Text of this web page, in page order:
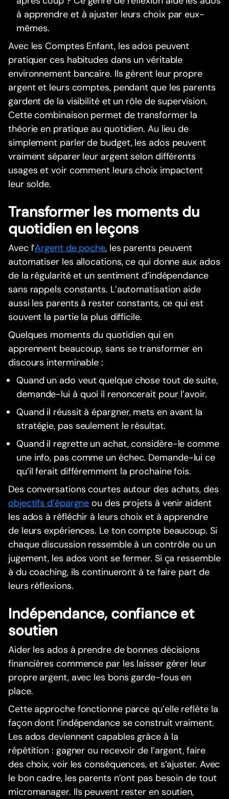
à apprendre et à ajuster leurs choix par eux-
mêmes.
Avec les Comptes Enfant, les ados peuvent
pratiquer ces habitudes dans un véritable
environnement bancaire. Ils gèrent leur propre
argent et leurs comptes, pendant que les parents
gardent de la visibilité et un rôle de supervision.
Cette combinaison permet de transformer la
théorie en pratique au quotidien. Au lieu de
simplement parler de budget, les ados peuvent
vraiment séparer leur argent selon différents
usages et voir comment leurs choix impactent
leur solde.
Transformer les moments du
quotidien en leçons
Avec l’Argent de poche, les parents peuvent
automatiser les allocations, ce qui donne aux ados
de la régularité et un sentiment d’indépendance
sans rappels constants. L’automatisation aide
aussi les parents à rester constants, ce qui est
souvent la partie la plus difficile.
Quelques moments du quotidien qui en
apprennent beaucoup, sans se transformer en
discours interminable :
Quand un ado veut quelque chose tout de suite,
demande-lui à quoi il renoncerait pour l’avoir.
Quand il réussit à épargner, mets en avant la
stratégie, pas seulement le résultat.
Quand il regrette un achat, considère-le comme
une info, pas comme un échec. Demande-lui ce
qu’il ferait différemment la prochaine fois.
Des conversations courtes autour des achats, des
objectifs d’épargne ou des projets à venir aident
les ados à réfléchir à leurs choix et à apprendre
de leurs expériences. Le ton compte beaucoup. Si
chaque discussion ressemble à un contrôle ou un
jugement, les ados vont se fermer. Si ça ressemble
à du coaching, ils continueront à te faire part de
leurs réflexions.
Indépendance, confiance et
soutien
Aider les ados à prendre de bonnes décisions
financières commence par les laisser gérer leur
propre argent, avec les bons garde-fous en
place.
Cette approche fonctionne parce qu’elle reflète la
façon dont l’indépendance se construit vraiment.
Les ados deviennent capables grâce à la
répétition : gagner ou recevoir de l’argent, faire
des choix, voir les conséquences, et s’ajuster. Avec
le bon cadre, les parents n’ont pas besoin de tout
micromanager. Ils peuvent rester en soutien,